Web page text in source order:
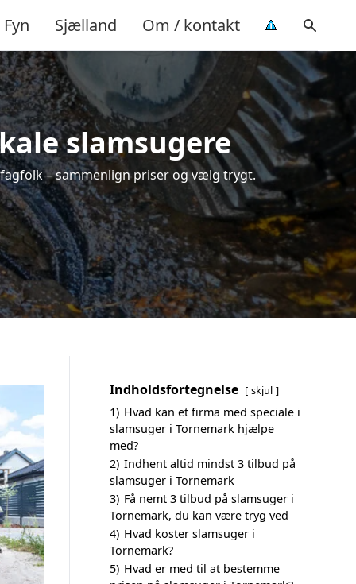
Fyn Sjælland Om / kontakt
slamsugere
– sammenlign priser og vælg trygt.
Indholdsfortegnelse skjul
1) Hvad kan et firma med speciale i
slamsuger i Tornemark hjælpe
med?
2) Indhent altid mindst 3 tilbud på
slamsuger i Tornemark
3) Få nemt 3 tilbud på slamsuger i
Tornemark, du kan være tryg ved
4) Hvad koster slamsuger i
Tornemark?
5) Hvad er med til at bestemme